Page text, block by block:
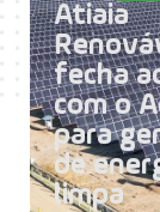
Atiaia
fecha
com o
para
de
limpa